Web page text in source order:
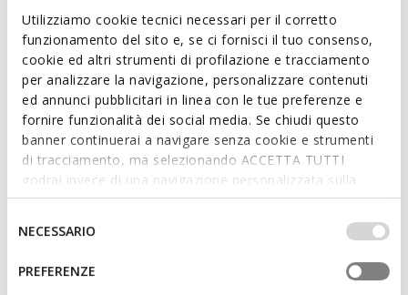
Utilizziamo cookie tecnici necessari per il corretto
funzionamento del sito e, se ci fornisci il tuo consenso,
cookie ed altri strumenti di profilazione e tracciamento
per analizzare la navigazione, personalizzare contenuti
ed annunci pubblicitari in linea con le tue preferenze e
fornire funzionalità dei social media. Se chiudi questo
banner continuerai a navigare senza cookie e strumenti
di tracciamento, ma selezionando ACCETTA TUTTI
godrai invece di una navigazione personalizzata sulla
base dei tuoi gusti ed interessi. Selezionando
IMPOSTAZIONI potrai anche scegliere quali cookies ed
altri strumenti di tracciamento autorizzare. Per maggiori
informazioni o per modificare in qualsiasi momento le
tue impostazioni, visita la nostra
del
consenso
NECESSARIO
PREFERENZE
64,95€
FAST IN SYSTEM